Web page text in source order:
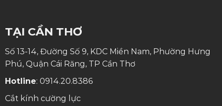
TẠI CẦN THƠ
Số 13-14, Đường Số 9, KDC Miền Nam, Phường Hưng
Phú, Quận Cái Răng, TP Cần Thơ
Hotline: 0914.20.8386
Cắt kính cường lực